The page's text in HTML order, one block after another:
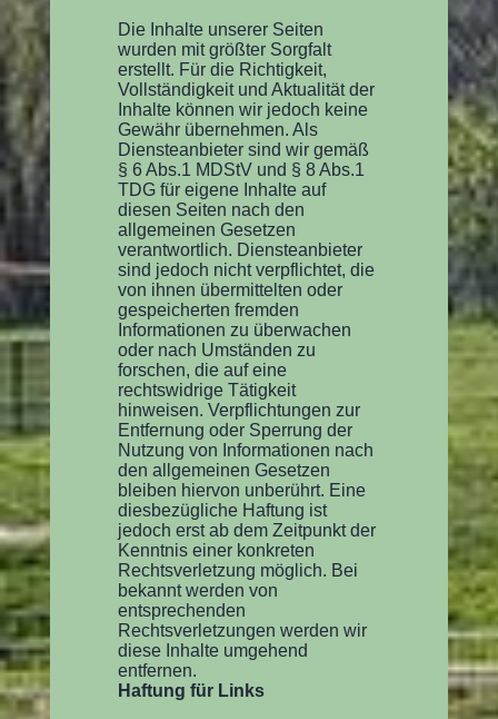
Die Inhalte unserer Seiten
wurden mit größter Sorgfalt
erstellt. Für die Richtigkeit,
Vollständigkeit und Aktualität der
Inhalte können wir jedoch keine
Gewähr übernehmen. Als
Diensteanbieter sind wir gemäß
§ 6 Abs.1 MDStV und § 8 Abs.1
TDG für eigene Inhalte auf
diesen Seiten nach den
allgemeinen Gesetzen
verantwortlich. Diensteanbieter
sind jedoch nicht verpflichtet, die
von ihnen übermittelten oder
gespeicherten fremden
Informationen zu überwachen
oder nach Umständen zu
forschen, die auf eine
rechtswidrige Tätigkeit
hinweisen. Verpflichtungen zur
Entfernung oder Sperrung der
Nutzung von Informationen nach
den allgemeinen Gesetzen
bleiben hiervon unberührt. Eine
diesbezügliche Haftung ist
jedoch erst ab dem Zeitpunkt der
Kenntnis einer konkreten
Rechtsverletzung möglich. Bei
bekannt werden von
entsprechenden
Rechtsverletzungen werden wir
diese Inhalte umgehend
entfernen.
Haftung für Links